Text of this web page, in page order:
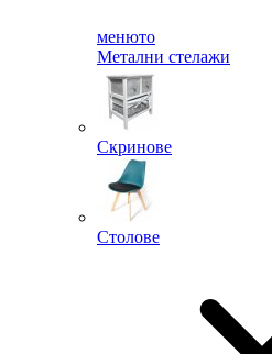
менюто
Метални стелажи
Скринове
Столове